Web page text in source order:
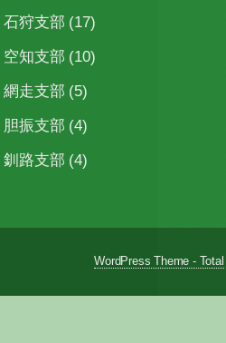
石狩支部 (17)
空知支部 (10)
網走支部 (5)
胆振支部 (4)
釧路支部 (4)
WordPress Theme - Total